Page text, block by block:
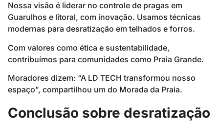
Nossa visão é liderar no controle de pragas em
Guarulhos e litoral, com inovação. Usamos técnicas
modernas para desratização em telhados e forros.
Com valores como ética e sustentabilidade,
contribuímos para comunidades como Praia Grande.
Moradores dizem: “A LD TECH transformou nosso
espaço”, compartilhou um do Morada da Praia.
Conclusão sobre desratização